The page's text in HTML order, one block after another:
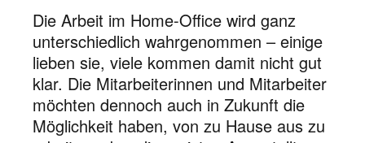
Die Arbeit im Home-Office wird ganz
unterschiedlich wahrgenommen – einige
lieben sie, viele kommen damit nicht gut
klar. Die Mitarbeiterinnen und Mitarbeiter
möchten dennoch auch in Zukunft die
Möglichkeit haben, von zu Hause aus zu